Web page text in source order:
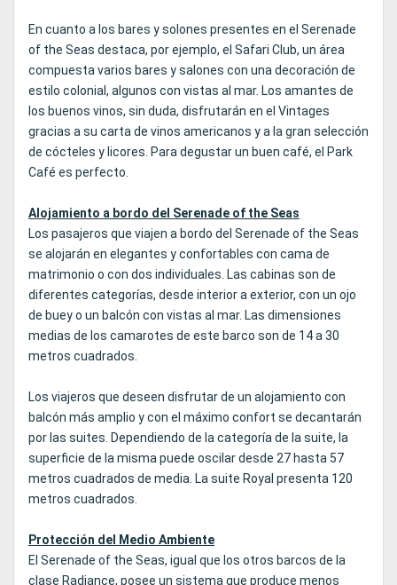
En cuanto a los bares y solones presentes en el Serenade
of the Seas destaca, por ejemplo, el Safari Club, un área
compuesta varios bares y salones con una decoración de
estilo colonial, algunos con vistas al mar. Los amantes de
los buenos vinos, sin duda, disfrutarán en el Vintages
gracias a su carta de vinos americanos y a la gran selección
de cócteles y licores. Para degustar un buen café, el Park
Café es perfecto.
Alojamiento a bordo del Serenade of the Seas
Los pasajeros que viajen a bordo del Serenade of the Seas
se alojarán en elegantes y confortables con cama de
matrimonio o con dos individuales. Las cabinas son de
diferentes categorías, desde interior a exterior, con un ojo
de buey o un balcón con vistas al mar. Las dimensiones
medias de los camarotes de este barco son de 14 a 30
metros cuadrados.
Los viajeros que deseen disfrutar de un alojamiento con
balcón más amplio y con el máximo confort se decantarán
por las suites. Dependiendo de la categoría de la suite, la
superficie de la misma puede oscilar desde 27 hasta 57
metros cuadrados de media. La suite Royal presenta 120
metros cuadrados.
Protección del Medio Ambiente
El Serenade of the Seas, igual que los otros barcos de la
clase Radiance, posee un sistema que produce menos